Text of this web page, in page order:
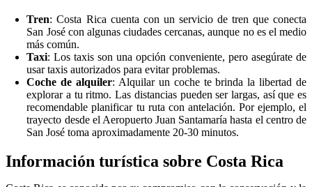
Tren: Costa Rica cuenta con un servicio de tren que conecta
San José con algunas ciudades cercanas, aunque no es el medio
más común.
Taxi: Los taxis son una opción conveniente, pero asegúrate de
usar taxis autorizados para evitar problemas.
Coche de alquiler: Alquilar un coche te brinda la libertad de
explorar a tu ritmo. Las distancias pueden ser largas, así que es
recomendable planificar tu ruta con antelación. Por ejemplo, el
trayecto desde el Aeropuerto Juan Santamaría hasta el centro de
San José toma aproximadamente 20-30 minutos.
Información turística sobre Costa Rica